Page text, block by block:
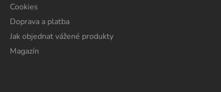
Cookies
Doprava a platba
Jak objednat vážené produkty
Magazín